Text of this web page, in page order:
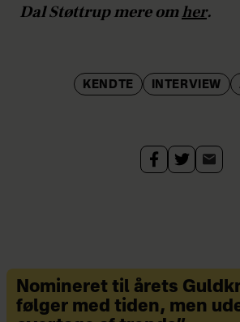
Dal Støttrup mere omher.
KENDTE INTERVIEW
Nomineret til årets
følger med tiden, men